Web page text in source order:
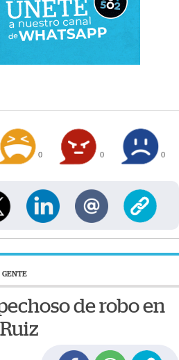
0 0 0
GENTE
de robo en